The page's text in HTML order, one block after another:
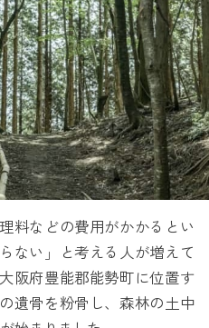
料などの費用がかかるとい
ない」と考える人が増えて
阪府豊能郡能勢町に位置す
遺骨を粉骨し、森林の土中